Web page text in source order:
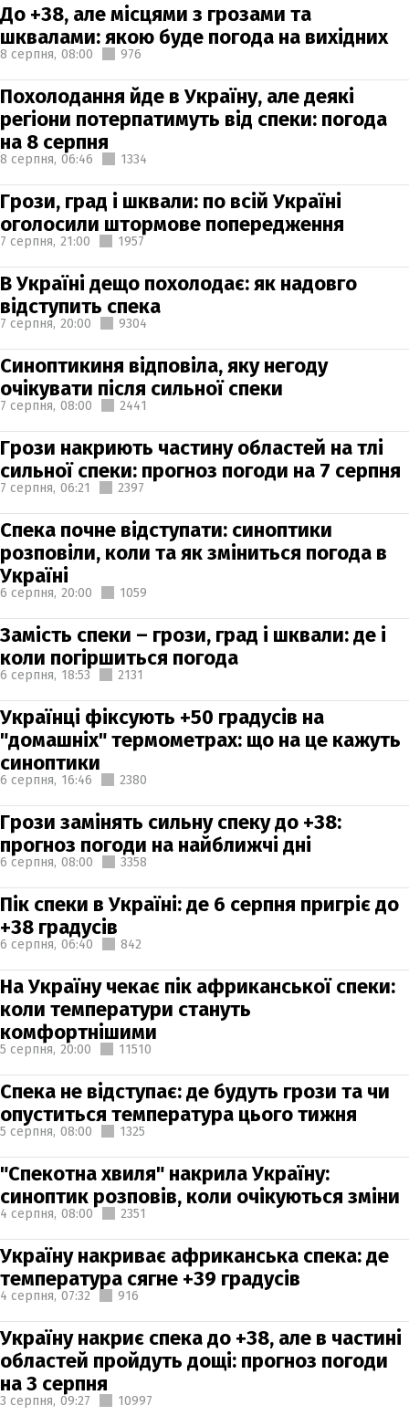
До +38, але місцями з грозами та
шквалами: якою буде погода на вихідних
8 серпня, 08:00 976
Похолодання йде в Україну, але деякі
регіони потерпатимуть від спеки: погода
на 8 серпня
8 серпня, 06:46 1334
Грози, град і шквали: по всій Україні
оголосили штормове попередження
7 серпня, 21:00 1957
В Україні дещо похолодає: як надовго
відступить спека
7 серпня, 20:00 9304
Синоптикиня відповіла, яку негоду
очікувати після сильної спеки
7 серпня, 08:00 2441
Грози накриють частину областей на тлі
сильної спеки: прогноз погоди на 7 серпня
7 серпня, 06:21 2397
Спека почне відступати: синоптики
розповіли, коли та як зміниться погода в
Україні
6 серпня, 20:00 1059
Замість спеки – грози, град і шквали: де і
коли погіршиться погода
6 серпня, 18:53 2131
Українці фіксують +50 градусів на
"домашніх" термометрах: що на це кажуть
синоптики
6 серпня, 16:46 2380
Грози замінять сильну спеку до +38:
прогноз погоди на найближчі дні
6 серпня, 08:00 3358
Пік спеки в Україні: де 6 серпня пригріє до
+38 градусів
6 серпня, 06:40 842
На Україну чекає пік африканської спеки:
коли температури стануть
комфортнішими
5 серпня, 20:00 11510
Спека не відступає: де будуть грози та чи
опуститься температура цього тижня
5 серпня, 08:00 1325
"Спекотна хвиля" накрила Україну:
синоптик розповів, коли очікуються зміни
4 серпня, 08:00 2351
Україну накриває африканська спека: де
температура сягне +39 градусів
4 серпня, 07:32 916
Україну накриє спека до +38, але в частині
областей пройдуть дощі: прогноз погоди
на 3 серпня
3 серпня, 09:27 10997